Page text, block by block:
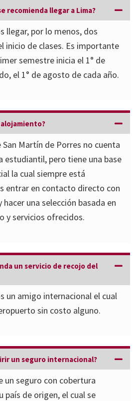
recomienda llegar a Lima?
llegar, por lo menos, dos
inicio de clases. Es importante
semestre inicia el 1° de
el 1° de agosto de cada año.
alojamiento?
San Martín de Porres no cuenta
estudiantil, pero tiene una base
la cual siempre está
entrar en contacto directo con
una selección basada en
y servicios ofrecidos.
un servicio de recojo del
un amigo internacional el cual
sin costo alguno.
un seguro internacional?
un seguro con cobertura
país de origen, el cual se